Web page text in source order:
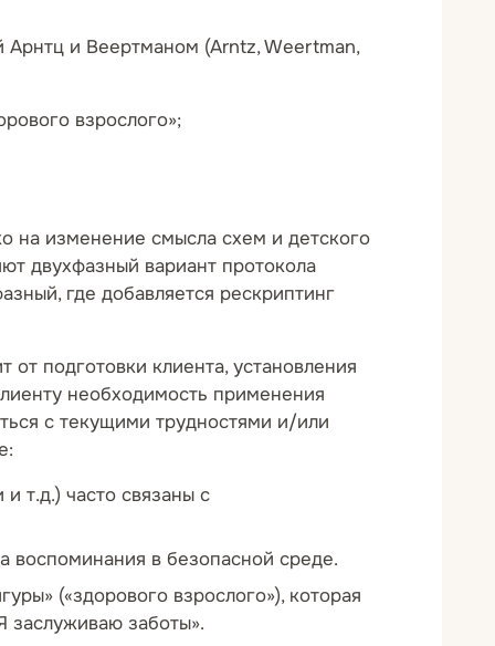
и Веертманом (Arntz, Weertman,
взрослого»;
на изменение смысла схем и детского
двухфазный вариант протокола
где добавляется рескриптинг
подготовки клиента, установления
необходимость применения
с текущими трудностями и/или
т. д.) часто связаны с
воспоминания в безопасной среде.
(«здорового взрослого»), которая
заботы».